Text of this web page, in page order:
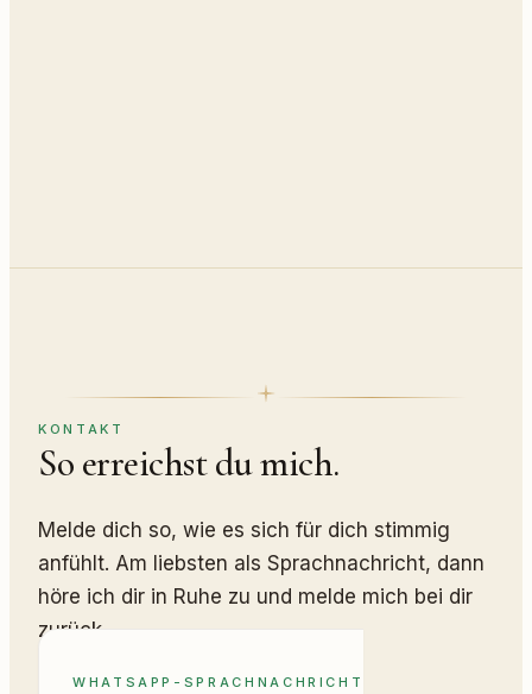
KONTAKT
So erreichst du mich.
Melde dich so, wie es sich für dich stimmig
anfühlt. Am liebsten als Sprachnachricht, dann
höre ich dir in Ruhe zu und melde mich bei dir
zurück.
WHATSAPP-SPRACHNACHRICHT